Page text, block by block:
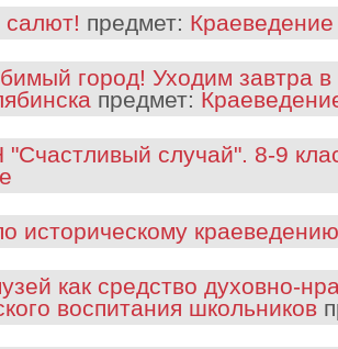
предмет: Краеведение
город! Уходим завтра
предмет:
случай". 8-9
историческому краеведению
как средство духовно-
воспитания школьников